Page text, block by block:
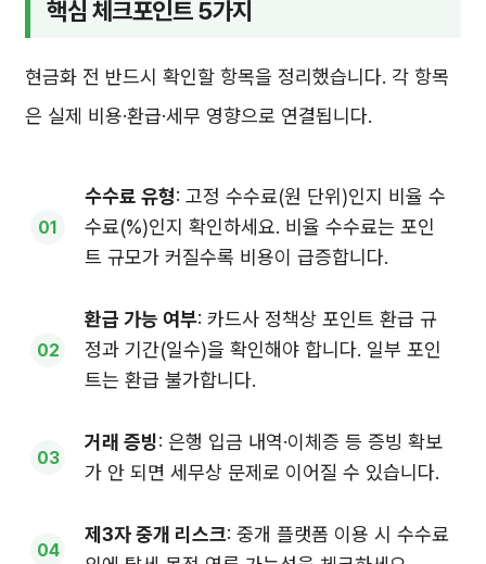
핵심 체크포인트 5가지
현금화 전 반드시 확인할 항목을 정리했습니다. 각 항목
은 실제 비용·환급·세무 영향으로 연결됩니다.
수수료 유형: 고정 수수료(원 단위)인지 비율 수
수료(%)인지 확인하세요. 비율 수수료는 포인
트 규모가 커질수록 비용이 급증합니다.
환급 가능 여부: 카드사 정책상 포인트 환급 규
정과 기간(일수)을 확인해야 합니다. 일부 포인
트는 환급 불가합니다.
거래 증빙: 은행 입금 내역·이체증 등 증빙 확보
가 안 되면 세무상 문제로 이어질 수 있습니다.
제3자 중개 리스크: 중개 플랫폼 이용 시 수수료